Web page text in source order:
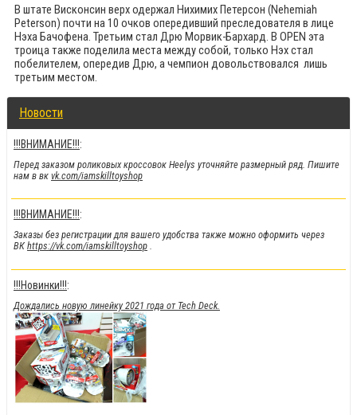
Новости
!!!ВНИМАНИЕ!!!:
Перед заказом роликовых кроссовок Heelys уточняйте размерный ряд. Пишите
нам в вк vk.com/iamskilltoyshop
!!!ВНИМАНИЕ!!!:
Заказы без регистрации для вашего удобства также можно оформить через
ВКhttps://vk.com/iamskilltoyshop .
!!!Новинки!!!:
Дождались новую линейку 2021 года от Tech Deck.
В штате Висконсин верх одержал Нихимих Петерсон (Nehemiah
Peterson) почти на 10 очков опередивший преследователя в лице
Нэха Бачофена. Третьим стал Дрю Морвик-Бархард. В OPEN эта
троица также поделила места между собой, только Нэх стал
побелителем, опередив Дрю, а чемпион довольствовался лишь
третьим местом.